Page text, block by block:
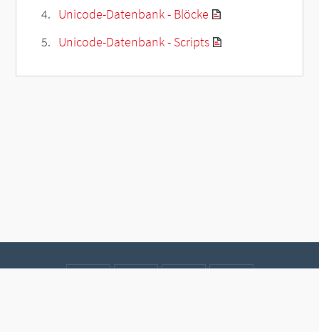
Unicode-Datenbank - Blöcke
Unicode-Datenbank - Scripts